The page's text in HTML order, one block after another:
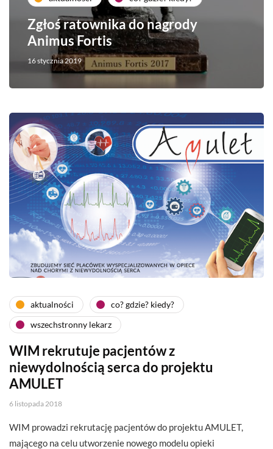
Zgłoś ratownika do nagrody
Animus Fortis
16 stycznia 2019
aktualności
co? gdzie? kiedy?
wszechstronny lekarz
WIM rekrutuje pacjentów z
niewydolnością serca do projektu
AMULET
6 listopada 2018
WIM prowadzi rekrutację pacjentów do projektu AMULET,
mającego na celu utworzenie nowego modelu opieki